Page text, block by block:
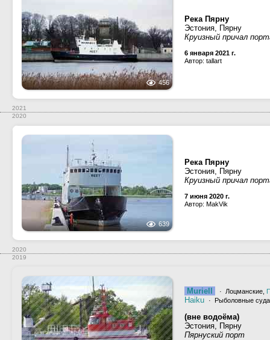
456
Река Пярну
Эстония, Пярну
Круизный причал
6 января 2021 г.
Автор: tallart
2021
2020
639
Река Пярну
Эстония, Пярну
Круизный причал
7 июня 2020 г.
Автор: MakVik
2020
2019
Muriell · Лоцманские,
Haiku · Рыболовные
(вне водоёма)
Эстония, Пярну
Пярнуский порт